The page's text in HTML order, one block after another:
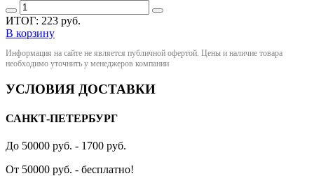
ИТОГ: 223 руб.
В корзину
Информация на сайте не является публичной офертой. Цены и наличие товара
необходимо уточнить у менеджеров компании
УСЛОВИЯ ДОСТАВКИ
САНКТ-ПЕТЕРБУРГ
До 50000 руб. - 1700 руб.
От 50000 руб. - бесплатно!